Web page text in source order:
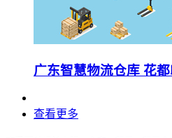
广东智慧物流仓库 花
查看更多